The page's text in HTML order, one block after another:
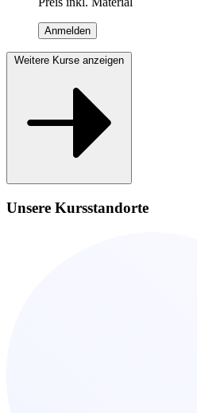
Anmelden
Weitere Kurse anzeigen
Unsere Kursstandorte